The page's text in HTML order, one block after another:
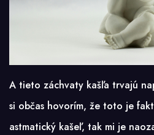
A tieto záchvaty kašľa trvajú
si občas hovorím, že toto je
astmatický kašeľ, tak mi je